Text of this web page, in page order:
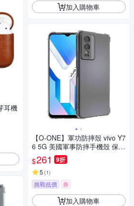
加入購物車
【O-ONE】軍功防摔殼 vivo Y7
6 5G 美國軍事防摔手機殼 保護
殼
$261 9折
5 (1)
挑戰低價 券
加入購物車